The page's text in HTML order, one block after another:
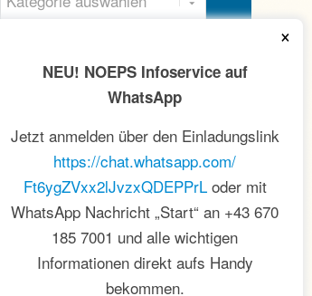
×
NEU! NOEPS Infoservice auf
WhatsApp
Jetzt anmelden über den Einladungslink
https://chat.whatsapp.com/
Ft6ygZVxx2lJvzxQDEPPrLoder mit
WhatsApp Nachricht „Start“ an +43 670
185 7001 und alle wichtigen
Informationen direkt aufs Handy
bekommen.